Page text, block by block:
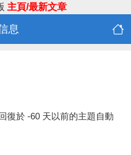
主頁/最新文章
息
復於 -60 天以前的主題自動